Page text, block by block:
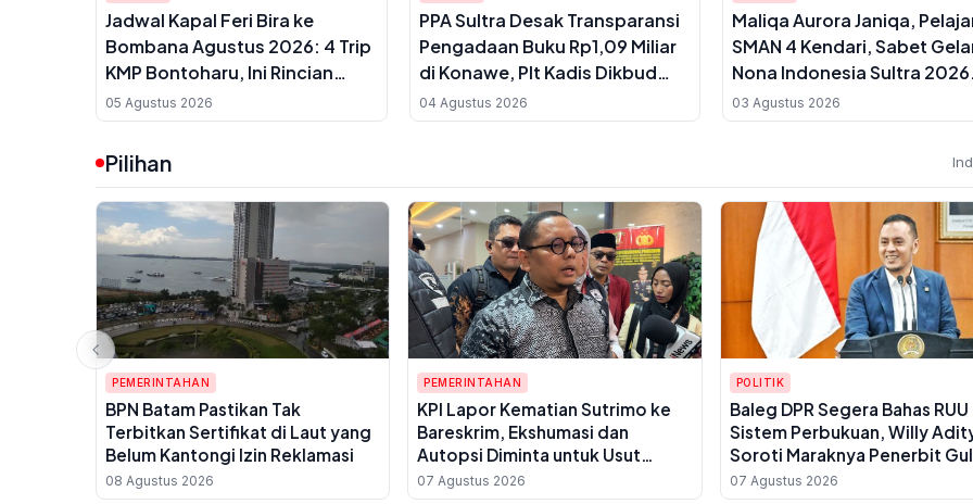
Jadwal Kapal Feri Bira ke
Bombana Agustus 2026: 4 Trip
KMP Bontoharu, Ini Rincian
Harga Tiket Dewasa hingga
Golongan IX
05 Agustus 2026
PPA Sultra Desak Transparansi
Pengadaan Buku Rp1,09 Miliar
di Konawe, Plt Kadis Dikbud
Buka Suara soal Dua Paket
Anggaran
04 Agustus 2026
Maliqa Aurora Janiqa,
SMAN 4 Kendari, Sabet
Nona Indonesia Sultra 2026
dan Siap Berlaga di
03 Agustus 2026
Pilihan
PEMERINTAHAN
BPN Batam Pastikan Tak
Terbitkan Sertifikat di Laut yang
Belum Kantongi Izin Reklamasi
08 Agustus 2026
PEMERINTAHAN
KPI Lapor Kematian Sutrimo ke
Bareskrim, Ekshumasi dan
Autopsi Diminta untuk Usut
Dugaan Pembunuhan
07 Agustus 2026
POLITIK
Baleg DPR Segera Bahas RUU
Sistem Perbukuan, Willy
Soroti Maraknya Penerbit
Tikar
07 Agustus 2026